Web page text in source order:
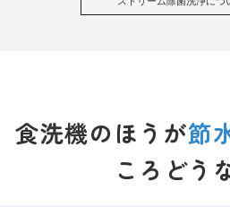
食洗機のほうが節
ころどう